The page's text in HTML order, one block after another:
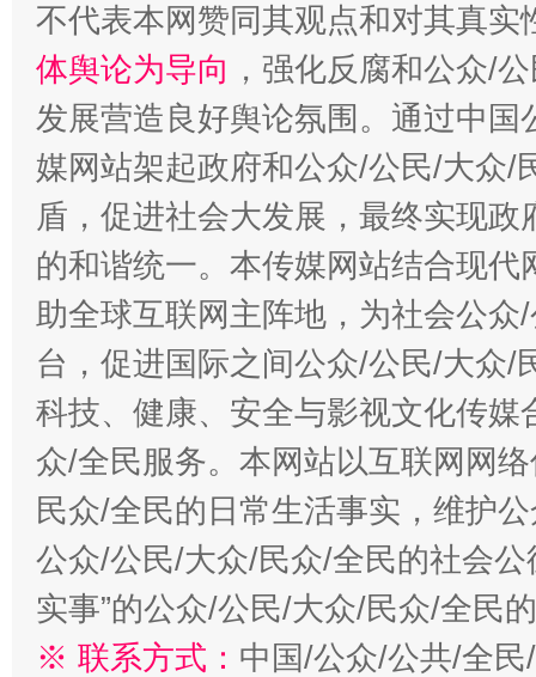
不代表本网赞同其观点和对其真实
体舆论为导向 ，强化反腐和公众/
发展营造良好舆论氛围。通过中
媒网站架起政府和公众/公民/大众/
盾，促进社会大发展，最终实现
的和谐统一。本传媒网站结合现
助全球互联网主阵地，为社会公
台，促进国际之间公众/公民/大众/
科技、健康、安全与影视文化传
众/全民服务。本网站以互联网网
民众/全民的日常生活事实，维护
公众/公民/大众/民众/全民的社会公
实事”的公众/公民/大众/民众/全民
※ 联系方式： 中国/公众/公共/全